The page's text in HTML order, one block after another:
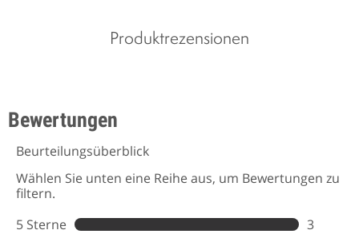
Produktrezensionen